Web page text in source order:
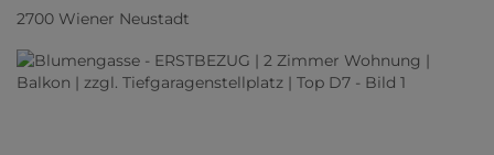
2700 Wiener Neustadt